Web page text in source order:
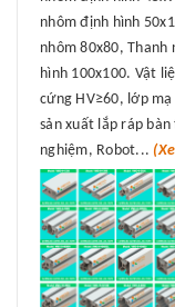
nhôm định hình
nhôm 80x80, Thanh
hình 100x100. Vật
cứng HV≥60, lớp
sản xuất lắp ráp
nghiệm, Robot...